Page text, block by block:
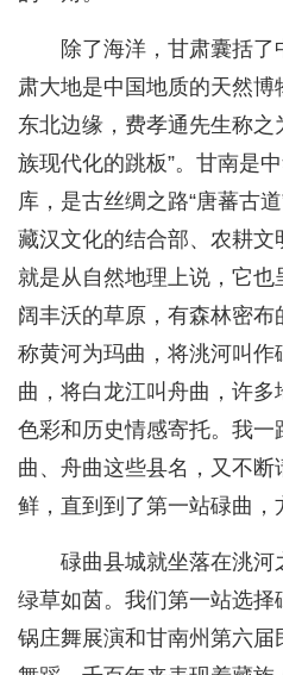
除了海洋，甘肃囊括
肃大地是中国地质的天然
东北边缘，费孝通先生称之
族现代化的跳板”。甘南是
库，是古丝绸之路“唐蕃古
藏汉文化的结合部、农耕文
就是从自然地理上说，它
阔丰沃的草原，有森林密
称黄河为玛曲，将洮河叫作
曲，将白龙江叫舟曲，许
色彩和历史情感寄托。我
曲、舟曲这些县名，又不
鲜，直到到了第一站碌曲，
碌曲县城就坐落在洮河
绿草如茵。我们第一站选择
锅庄舞展演和甘南州第六